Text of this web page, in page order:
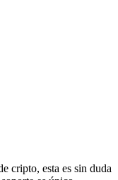
cripto, esta es sin duda